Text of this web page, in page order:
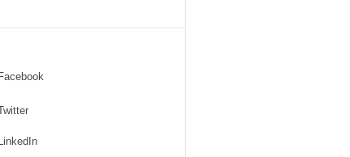
Facebook
LinkedIn